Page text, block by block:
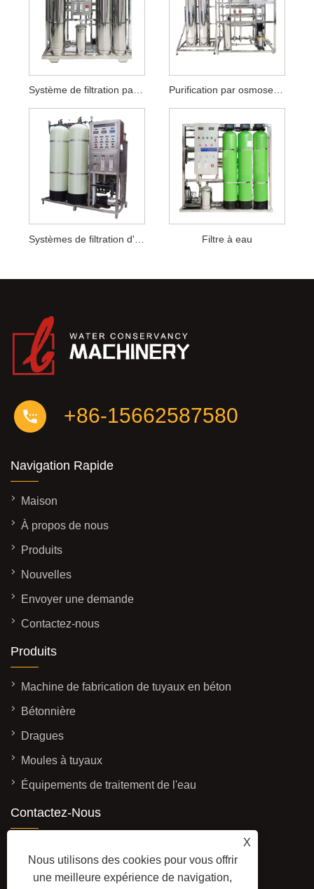
Filtre à eau
X
Nous utilisons des cookies pour vous offrir
une meilleure expérience de navigation,
+86-15662587580
Navigation Rapide
Maison
À propos de nous
Produits
Nouvelles
Envoyer une demande
Contactez-nous
Produits
Machine de fabrication de tuyaux en béton
Bétonnière
Dragues
Moules à tuyaux
Équipements de traitement de l'eau
Contactez-Nous
Yadong, zone de développement
économique, ville de Qingzhou, province du